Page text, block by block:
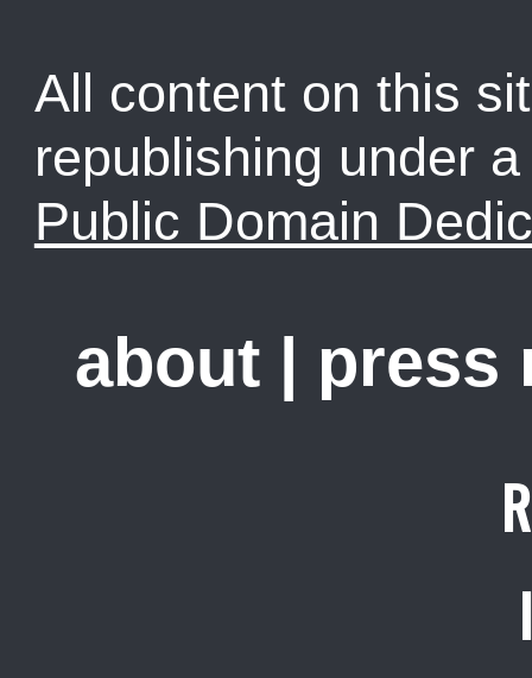
All content on this
republishing under
Public Domain
about press